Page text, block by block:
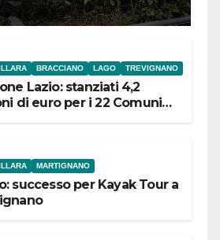
BRACCIANO LAGO TREVIGNANO
Lazio: stanziati 4,2
di euro per i 22 Comuni
MARTIGNANO
successo per Kayak Tour a